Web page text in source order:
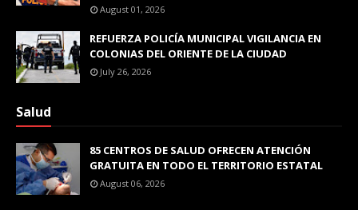
August 01, 2026
REFUERZA POLICÍA MUNICIPAL VIGILANCIA EN
COLONIAS DEL ORIENTE DE LA CIUDAD
July 26, 2026
Salud
85 CENTROS DE SALUD OFRECEN ATENCIÓN
GRATUITA EN TODO EL TERRITORIO ESTATAL
August 06, 2026